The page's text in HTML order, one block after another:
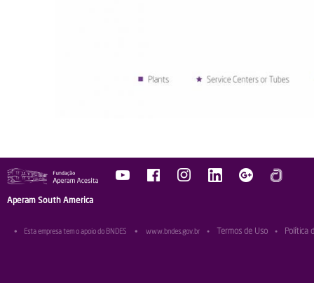
Aperam South America
• Esta empresa tem o apoio do BNDES • www.bndes.gov.br • Termos de Uso • Política